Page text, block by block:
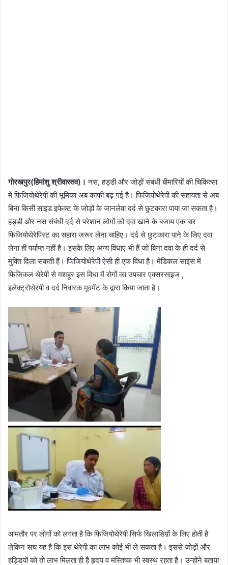
गोरखपुर(हिमांशु श्रीवास्तव)। नस, हड्डी और जोड़ों संबंधी बीमारियों की चिकित्सा
में फिजियोथेरेपी की भूमिका अब काफी बढ़ गई है। फिजियोथेरेपी की सहायता से अब
बिना किसी साइड इफेक्ट के जोड़ों के जानलेवा दर्द से छुटकारा पाया जा सकता है।
हड्डी और नस संबंधी दर्द से परेशान लोगों को दवा खाने के बजाय एक बार
फिजियोथेरेपिस्ट का सहारा जरूर लेना चाहिए। दर्द से छुटकारा पाने के लिए दवा
लेना ही पर्याप्त नहीं है। इसके लिए अन्य विधाएं भी हैं जो बिना दवा के ही दर्द से
मुक्ति दिला सकती हैं। फिजियोथेरेपी ऐसी ही एक विधा है। मेडिकल साइंस में
फिजिकल थेरेपी से मशहूर इस विधा में रोगों का उपचार एक्सरसाइज ,
इलेक्ट्रोथेरपी व दर्द निवारक मूवमेंट के द्वारा किया जाता है।
आमतौर पर लोगों को लगता है कि फिजियोथेरेपी सिर्फ खिलाडिय़ों के लिए होती है
लेकिन सच यह है कि इस थेरेपी का लाभ कोई भी ले सकता है। इससे जोड़ों और
हड्डियों को तो लाभ मिलता ही है हृदय व मस्तिष्क भी स्वस्थ रहता है। उन्होंने बताया